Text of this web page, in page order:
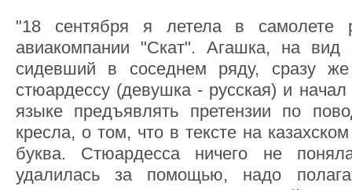
"18 сентября я летела в самолете
авиакомпании "Скат". Агашка, на вид
сидевший в соседнем ряду, сразу
стюардессу (девушка - русская) и
языке предъявлять претензии по
кресла, о том, что в тексте на
буква. Стюардесса ничего не
удалилась за помощью, надо